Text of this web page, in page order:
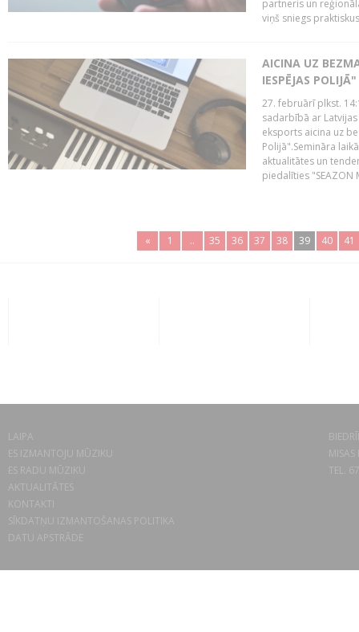
partneris un
viņš sniegs
AICINA UZ
IESPĒJAS POLIJĀ"
27. februārī plkst.
sadarbībā ar
eksports aicina uz
Polijā".Semināra
aktualitātes un
piedalīties "SEAZON
« 1 .. 35 36 37 38 39 40 41
LAIPA
ES IZMANTOJU MŪZIKU
ES RADU MŪZIKU
AKTUALITĀTES
KONTAKTI
SĪKDATŅU IZMANTOŠANAS POLITIKA
DATU APSTRĀDE
TEL.